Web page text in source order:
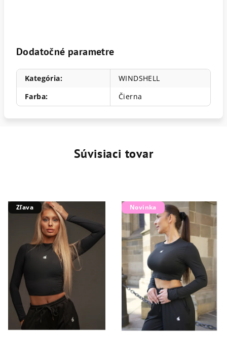
Dodatočné parametre
Kategória:
WINDSHELL
Farba: Čierna
Súvisiaci tovar
Zľava Novinka